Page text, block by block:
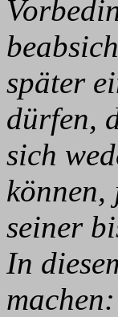
später
dürfen,
sich
seiner
In